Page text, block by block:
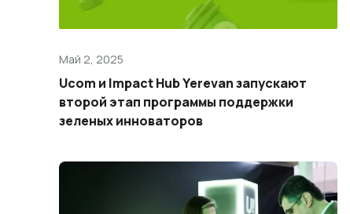
Май 2, 2025
Ucom и Impact Hub Yerevan запускают
второй этап программы поддержки
зеленых инноваторов